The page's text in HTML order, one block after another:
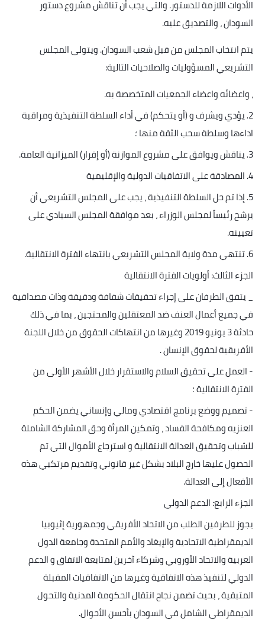
الأدوات اللازمة للدستور. والتي يجب أن تناقش مشروع دستور
السودان ، والتصديق عليه.
يتم انتخاب المجلس من قبل شعب السودان. ويتولى المجلس
التشريعي المسؤوليات والصلاحيات التالية:
، واعضائه واعضاء الجمعيات المتخصصة به.
2. يؤدي ويشرف و (أو يتحكم) في أداء السلطة التنفيذية ومراقبة
اداءها وسلطة سحب الثقة منها ؛
3. يناقش ويوافق على مشروع الموازنة (أو إقرار) الميزانية العامة.
4. المصادقة على الاتفاقيات الدولية والإقليمية
5. إذا تم حل السلطة التنفيذية ، يجب على المجلس التشريعي أن
يرشح رئيساً لمجلس الوزراء ، بعد موافقة المجلس السيادي على
تعيينه.
6. تنتهي مدة ولاية المجلس التشريعي بانتهاء الفترة الانتقالية.
الجزء الثالث: أولويات الفترة الانتقالية
_يتفق الطرفان على إجراء تحقيقات شفافة ودقيقة وذات مصداقية
في جميع أعمال العنف ضد المعتقلين والمحتجين ، بما في ذلك
حادثة 3 يونيو 2019 وغيرها من انتهاكات الحقوق من خلال اللجنة
الأفريقية لحقوق الإنسان.
-العمل على تحقيق السلام والاستقرار خلال الأشهر الأولى من
الفترة الانتقالية ؛
-تصميم ووضع برنامج اقتصادي ومالي وإنساني يضمن الحكم
العنزيه ومكافحة الفساد ، وتمكين المرأة وحق المشاركة الشاملة
للشباب وتحقيق العدالة الانتقالية و استرجاع الأموال التي تم
الحصول عليها خارج البلاد بشكل غير قانوني وتقديم مرتكبي هذه
الأفعال إلى العدالة.
الجزء الرابع: الدعم الدولي
يجوز للطرفين الطلب من الاتحاد الأفريقي وجمهورية إثيوبيا
الديمقراطية الاتحادية والإيغاد والأمم المتحدة وجامعة الدول
العربية والاتحاد الأوروبي وشركاء آخرين لمتابعة الاتفاق و الدعم
الدولي لتنفيذ هذه الاتفاقية وغيرها من الاتفاقيات المقبلة
المتبقية ، بحيث تضمن نجاح انتقال الحكومة المدنية والتحول
الديمقراطي الشامل في السودان بأحسن الأحوال.